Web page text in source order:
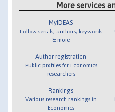
More services
MyIDEAS
Follow serials, authors, keywords
& more
Author registration
Public profiles for Economics
researchers
Rankings
Various research rankings in
Economics